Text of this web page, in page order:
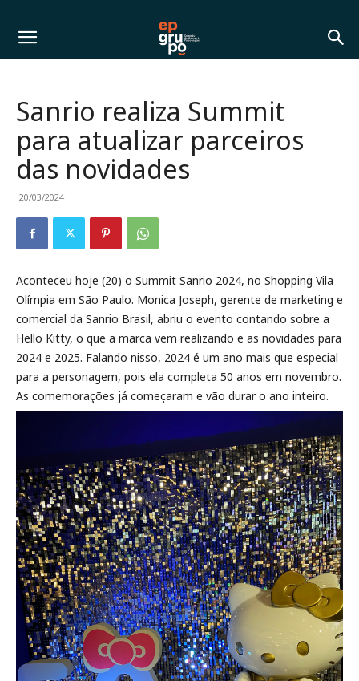
Sanrio realiza Summit
para atualizar parceiros
das novidades
20/03/2024
Aconteceu hoje (20) o Summit Sanrio 2024, no Shopping Vila
Olímpia em São Paulo. Monica Joseph, gerente de marketing e
comercial da Sanrio Brasil, abriu o evento contando sobre a
Hello Kitty, o que a marca vem realizando e as novidades para
2024 e 2025. Falando nisso, 2024 é um ano mais que especial
para a personagem, pois ela completa 50 anos em novembro.
As comemorações já começaram e vão durar o ano inteiro.